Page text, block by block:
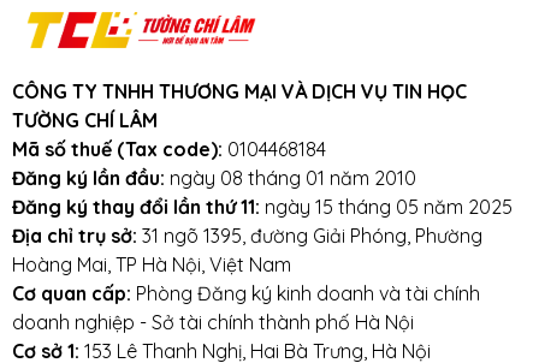
3km.
chất lượng cao. Với tiêu chí chất lượng là
hàng đầu, chúng thôi cam kết không bán
hàng kém chất lượng, gây ảnh hưởng
đến laptop của khách hàng.Tường Chí
Lâm – Điểm 10 cho sự tin cậy
Lưu ý khi sử dụng pin laptop:
Tránh pin bị va đập, rơi vỡ, móp méo, tác
động vật lý bên ngoài vào
CÔNG TY TNHH THƯƠNG MẠI VÀ DỊCH VỤ TIN HỌC
TƯỜNG CHÍ LÂM
Mã số thuế (Tax code): 0104468184
Đăng ký lần đầu: ngày 08 tháng 01 năm 2010
Đăng ký thay đổi lần thứ 11: ngày 15 tháng 05 năm 2025
Địa chỉ trụ sở: 31 ngõ 1395, đường Giải Phóng, Phường
Hoàng Mai, TP Hà Nội, Việt Nam
Cơ quan cấp: Phòng Đăng ký kinh doanh và tài chính
doanh nghiệp - Sở tài chính thành phố Hà Nội
Cơ sở 1: 153 Lê Thanh Nghị, Hai Bà Trưng, Hà Nội